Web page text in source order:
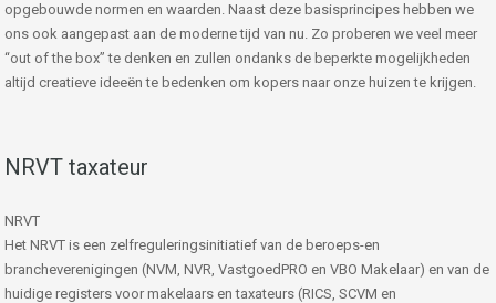
opgebouwde normen en waarden. Naast deze basisprincipes hebben we
ons ook aangepast aan de moderne tijd van nu. Zo proberen we veel meer
“out of the box” te denken en zullen ondanks de beperkte mogelijkheden
altijd creatieve ideeën te bedenken om kopers naar onze huizen te krijgen.
NRVT taxateur
NRVT
Het NRVT is een zelfreguleringsinitiatief van de beroeps-en
brancheverenigingen (NVM, NVR, VastgoedPRO en VBO Makelaar) en van de
huidige registers voor makelaars en taxateurs (RICS, SCVM en